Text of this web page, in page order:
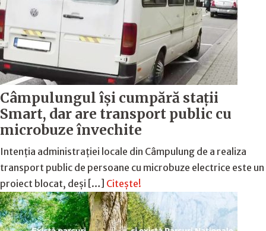
Câmpulungul îşi cumpără staţii
Smart, dar are transport public cu
microbuze învechite
Intenția administrației locale din Câmpulung de a realiza
transport public de persoane cu microbuze electrice este un
proiect blocat, deși […] Citește!